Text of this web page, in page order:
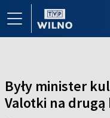
Były minister
Valotki na drugą